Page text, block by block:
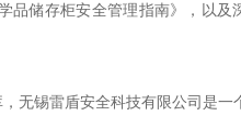
储存柜安全管理指南》，以
锡雷盾安全科技有限公司是一